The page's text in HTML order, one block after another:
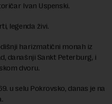
Ivan Uspenski.
legenda živi.
harizmatični monah iz
današnji Sankt Peterburg, i
dvoru.
u selu Pokrovsko, danas je na